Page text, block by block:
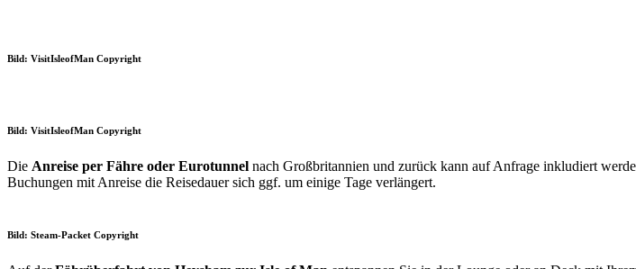
Bild: VisitIsleofMan Copyright
Bild: VisitIsleofMan Copyright
Die Anreise per Fähre oder Eurotunnel nach Großbritannien und zurück kann auf Anfrage inkludiert
Buchungen mit Anreise die Reisedauer sich ggf. um einige Tage verlängert.
Bild: Steam-Packet Copyright